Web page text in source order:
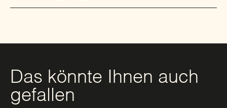
Das könnte Ihnen auch
gefallen